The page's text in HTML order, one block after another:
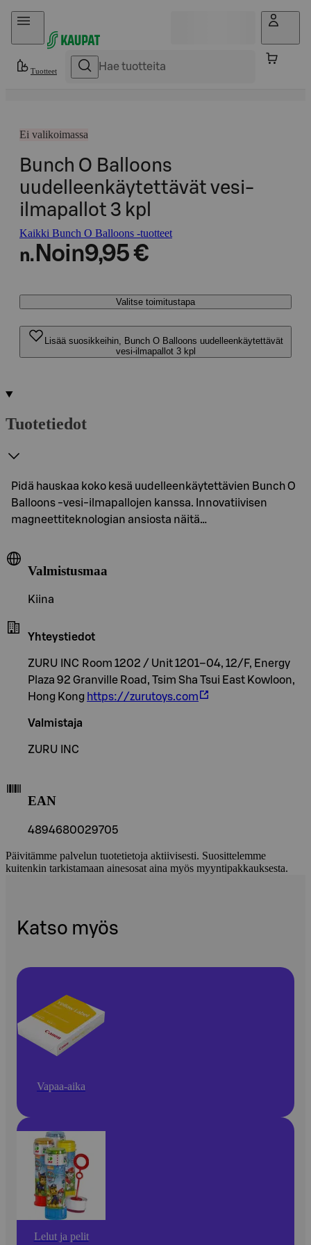
Hyppää sisältöön
Tuotteet
Ei valikoimassa
Bunch O Balloons
uudelleenkäytettävät vesi-
ilmapallot 3 kpl
Kaikki Bunch O Balloons -tuotteet
n. Noin9,95 €
Valitse toimitustapa
Lisää suosikkeihin, Bunch O Balloons uudelleenkäytettävät
vesi-ilmapallot 3 kpl
Tuotetiedot
Pidä hauskaa koko kesä uudelleenkäytettävien Bunch O
Balloons -vesi-ilmapallojen kanssa. Innovatiivisen
magneettiteknologian ansiosta näitä…
Valmistusmaa
Kiina
Yhteystiedot
ZURU INC Room 1202 / Unit 1201–04, 12/F, Energy
Plaza 92 Granville Road, Tsim Sha Tsui East Kowloon,
Hong Kong https://zurutoys.com
Valmistaja
ZURU INC
EAN
4894680029705
Päivitämme palvelun tuotetietoja aktiivisesti. Suosittelemme
kuitenkin tarkistamaan ainesosat aina myös myyntipakkauksesta.
Katso myös
Vapaa-aika
Lelut ja pelit